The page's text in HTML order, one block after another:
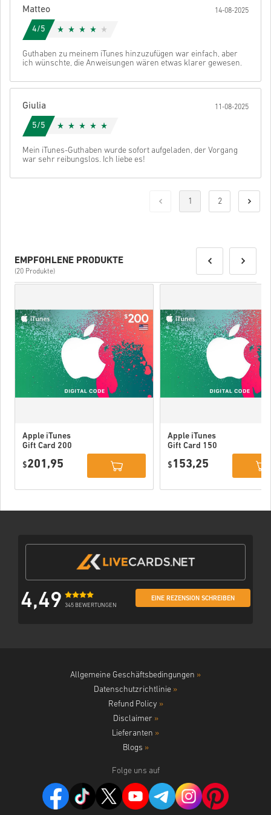
Matteo 14-08-2025
4/5
Guthaben zu meinem iTunes hinzuzufügen war einfach, aber
ich wünschte, die Anweisungen wären etwas klarer gewesen.
Giulia 11-08-2025
5/5
Mein iTunes-Guthaben wurde sofort aufgeladen, der Vorgang
war sehr reibungslos. Ich liebe es!
1 2
EMPFOHLENE PRODUKTE
(20 Produkte)
Apple iTunes
Gift Card 200
$201,95
Apple iTunes
Gift Card 150
$ 153,25
4,49 345 BEWERTUNGEN
EINE REZENSION SCHREIBEN
Allgemeine Geschäftsbedingungen »
Datenschutzrichtlinie »
Refund Policy »
Disclaimer »
Lieferanten »
Blogs »
Folge uns auf